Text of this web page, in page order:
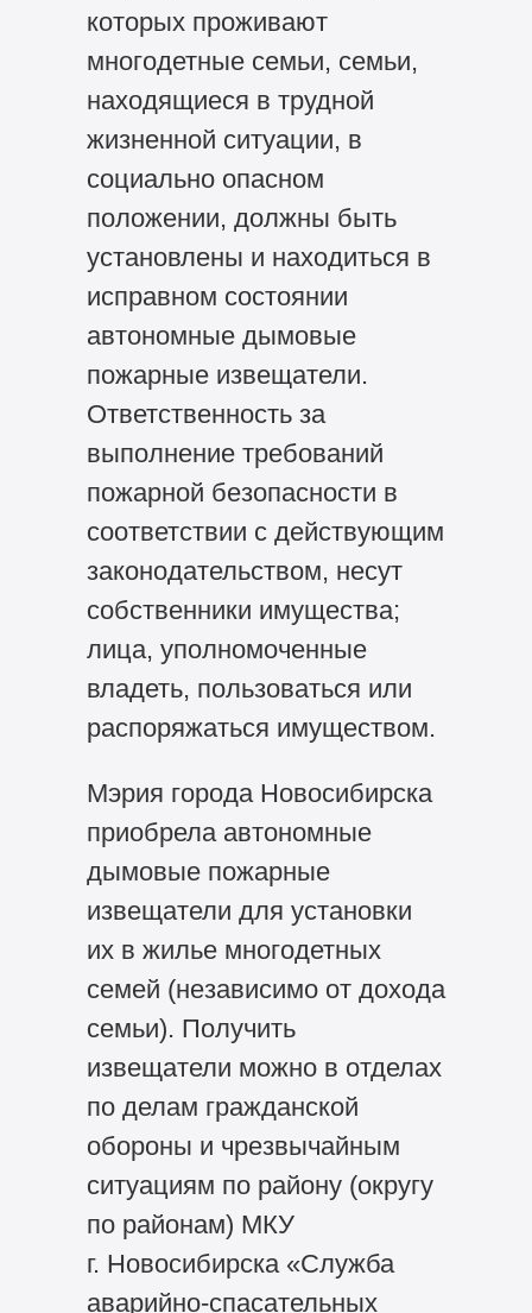
которых проживают
многодетные семьи, семьи,
находящиеся в трудной
жизненной ситуации, в
социально опасном
положении, должны быть
установлены и находиться в
исправном состоянии
автономные дымовые
пожарные извещатели.
Ответственность за
выполнение требований
пожарной безопасности в
соответствии с действующим
законодательством, несут
собственники имущества;
лица, уполномоченные
владеть, пользоваться или
распоряжаться имуществом.
Мэрия города Новосибирска
приобрела автономные
дымовые пожарные
извещатели для установки
их в жилье многодетных
семей (независимо от дохода
семьи). Получить
извещатели можно в отделах
по делам гражданской
обороны и чрезвычайным
ситуациям по району (округу
по районам) МКУ
г. Новосибирска «Служба
аварийно-спасательных